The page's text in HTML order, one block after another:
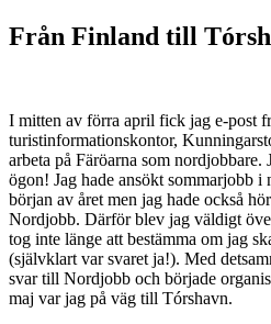
Från Finland till
I mitten av förra april fick jag e-post
turistinformationskontor,
arbeta på Färöarna som nordjobbare.
ögon! Jag hade ansökt sommarjobb i
början av året men jag hade också
Nordjobb. Därför blev jag väldigt
tog inte länge att bestämma om jag
(självklart var svaret ja!). Med
svar till Nordjobb och började
maj var jag på väg till Tórshavn.